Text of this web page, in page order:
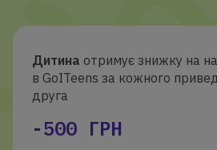
Дитина отримує знижку на
в GoITeens за кожного
друга
-500 ГРН